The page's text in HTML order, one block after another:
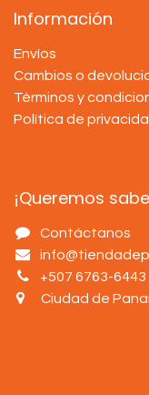
Información
Envíos
Cambios o
Términos y
Política de
¡Queremos
Contáctanos
+507 6763-6443
Ciudad de